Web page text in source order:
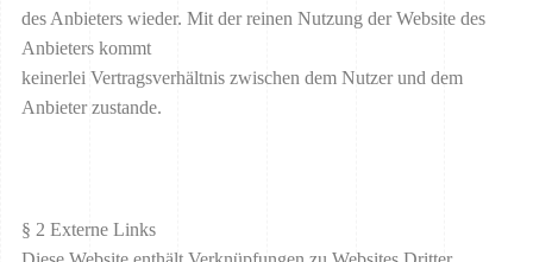
des Anbieters wieder. Mit der reinen Nutzung der Website des
Anbieters kommt
keinerlei Vertragsverhältnis zwischen dem Nutzer und dem
Anbieter zustande.
§ 2 Externe Links